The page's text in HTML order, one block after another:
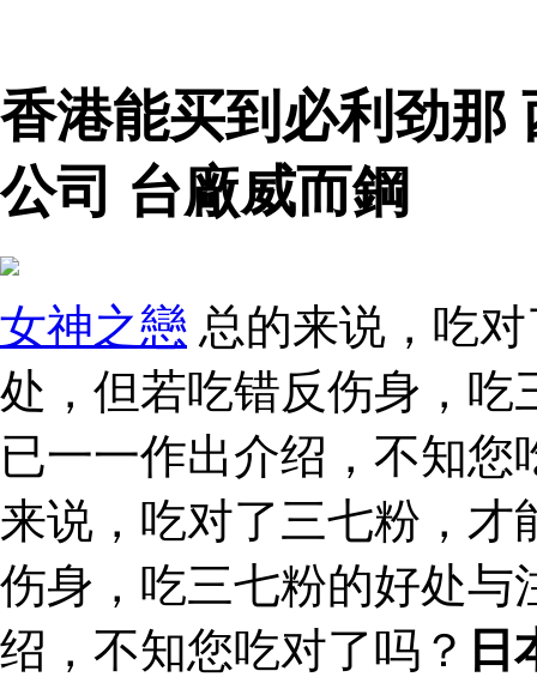
香港能买到必利劲那
公司 台廠威而鋼
女神之戀 总的来说，吃
处，但若吃错反伤身，吃
已一一作出介绍，不知
来说，吃对了三七粉，才
伤身，吃三七粉的好处与
绍，不知您吃对了吗？ 日